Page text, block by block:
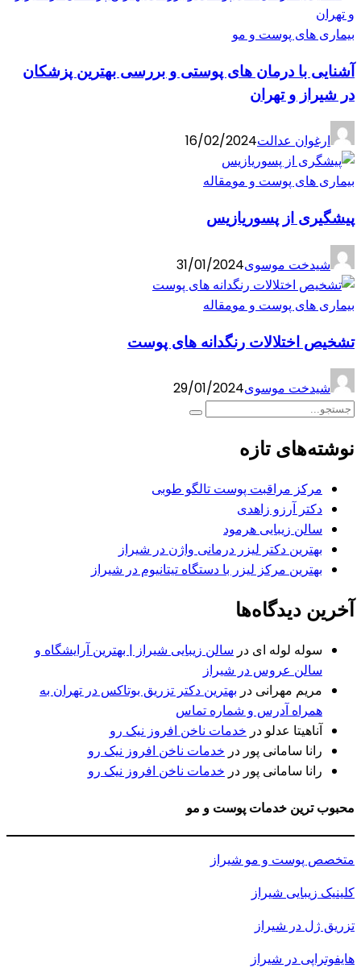
بیماری های پوست و مو
آشنایی با درمان های پوستی و بررسی بهترین پزشکان
در شیراز و تهران
ارغوان عدالت16/02/2024
بیماری های پوست و مومقاله
پیشگیری از پسوریازیس
شیدخت موسوی31/01/2024
بیماری های پوست و مومقاله
تشخیص اختلالات رنگدانه های پوست
شیدخت موسوی29/01/2024
نوشته‌های تازه
مرکز مراقبت پوست تالگو طوبی
دکتر آرزو زاهدی
سالن زیبایی هرمود
بهترین دکتر لیزر درمانی واژن در شیراز
بهترین مرکز لیزر با دستگاه تیتانیوم در شیراز
آخرین دیدگاه‌ها
سوله لوله ای در سالن زیبایی شیراز | بهترین آرایشگاه و
سالن عروس در شیراز
مریم مهرانی در بهترین دکتر تزریق بوتاکس در تهران به
همراه آدرس و شماره تماس
آناهیتا عدلو در خدمات ناخن افروز نیک رو
رانا سامانی پور در خدمات ناخن افروز نیک رو
رانا سامانی پور در خدمات ناخن افروز نیک رو
محبوب ترین خدمات پوست و مو
متخصص پوست و مو شیراز
کلینیک زیبایی شیراز
تزریق ژل در شیراز
هایفوتراپی در شیراز